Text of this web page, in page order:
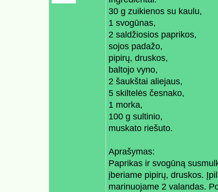
30 g zuikienos su kaulu,
1 svogūnas,
2 saldžiosios paprikos,
sojos padažo,
pipirų, druskos,
baltojo vyno,
2 šaukštai aliejaus,
5 skiltelės česnako,
1 morka,
100 g sultinio,
muskato riešuto.
Aprašymas:
Paprikas ir svogūną
įberiame pipirų, druskos.
marinuojame 2 valandas.